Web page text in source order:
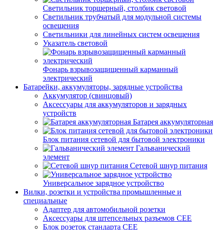
Светильник торшерный, столбик световой
Светильник трубчатый для модульной системы
освещения
Светильники для линейных систем освещения
Указатель световой
Фонарь взрывозащищенный карманный
электрический
Батарейки, аккумуляторы, зарядные устройства
Аккумулятор (свинцовый)
Аксессуары для аккумуляторов и зарядных
устройств
Батарея аккумуляторная
Блок питания сетевой для бытовой электроники
Гальванический
элемент
Сетевой шнур питания
Универсальное зарядное устройство
Вилки, розетки и устройства промышленные и
специальные
Адаптер для автомобильной розетки
Аксессуары для штепсельных разъемов CEE
Блок розеток стандарта CEE